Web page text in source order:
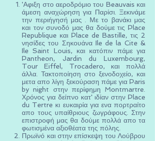
'Αφιξη στο αεροδρόμιο του Beauvais και
άμεση αναχώρηση για Παρίσι. Ξεκινάμε
την περιήγησή μας . Με το βανάκι μας
και τον συνοδό μας θα δούμε τις Place
Republique και Place de Bastille, τις 2
νησίδες του Σηκουάνα Ile de la Cite &
Ile Saint Louis, και κατόπιν πάμε για
Pantheon, Jardin du Luxembourg,
Tour Eiffel, Trocadero, και πολλά
άλλα. Τακτοποίηση στο ξενοδοχείο, και
μετα απο λίγη ξεκούραση πάμε για Paris
by night στην περίφημη Montmartre.
Χρόνος για δείπνο κατ' ιδίαν στην Place
du Tertre κι ευκαιρία για ενα πορτραίτο
απο τους υπαίθριους ζωγράφους. Στην
επιστροφή μας θα δούμε πολλά απο τα
φωτισμένα αξιοθέατα της πόλης.
Πρωϊνό και στην επίσκεψη του Λούβρου